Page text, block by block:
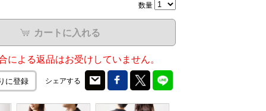
数量
カートに入れる
による返品はお受けしていません。
に登録 シェアする